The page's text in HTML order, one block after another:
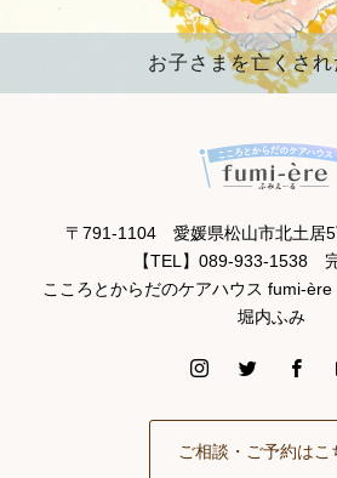
お子さまを亡くさ
〒791-1104 愛媛県松山市北土居
【TEL】089-933-1538
こころとからだのケアハウス fumi-
堀内ふみ
ご相談・ご予約はこ